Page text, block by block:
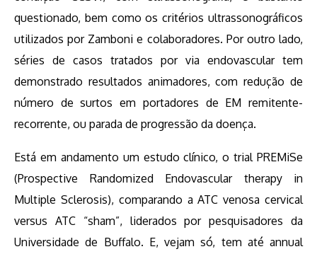
questionado, bem como os critérios ultrassonográficos
utilizados por Zamboni e colaboradores. Por outro lado,
séries de casos tratados por via endovascular tem
demonstrado resultados animadores, com redução de
número de surtos em portadores de EM remitente-
recorrente, ou parada de progressão da doença.
Está em andamento um estudo clínico, o trial PREMiSe
(Prospective Randomized Endovascular therapy in
Multiple Sclerosis), comparando a ATC venosa cervical
versus ATC “sham”, liderados por pesquisadores da
Universidade de Buffalo. E, vejam só, tem até annual